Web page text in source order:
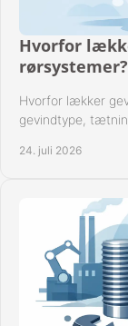
Hvorfor
rørsystemer?
Hvorfor lækker
gevindtype,
24. juli 2026